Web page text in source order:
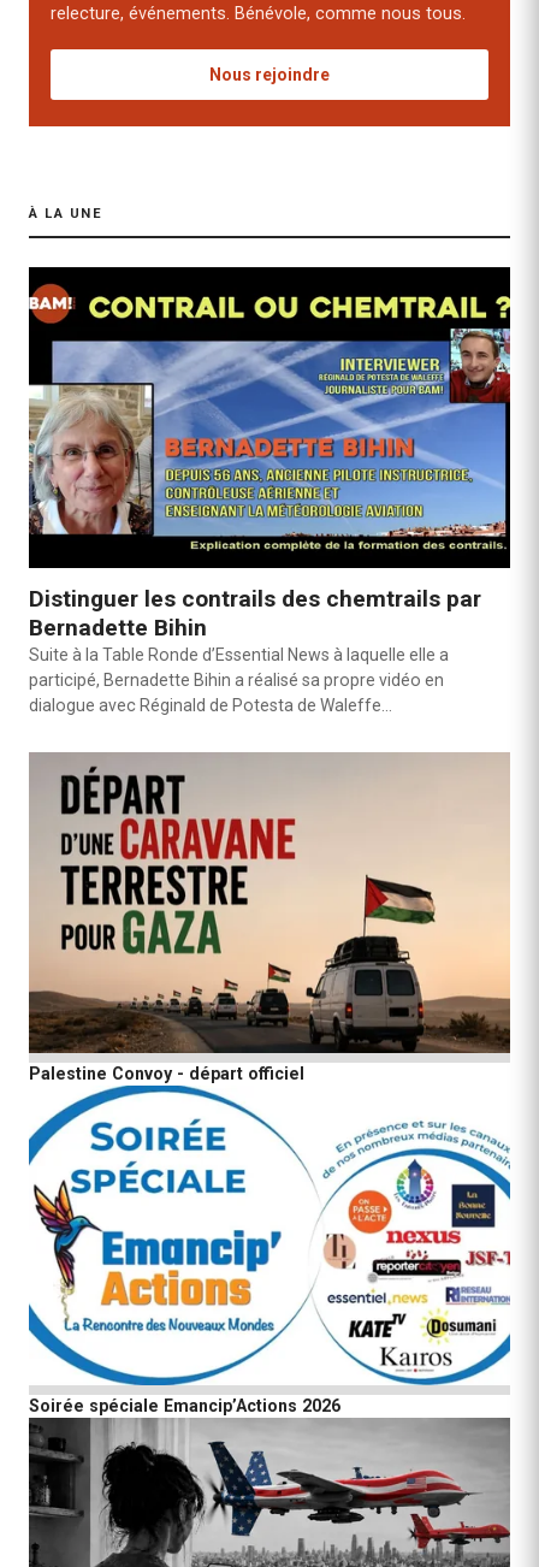
relecture, événements. Bénévole, comme nous tous.
Nous rejoindre
À LA UNE
Distinguer les contrails des chemtrails par
Bernadette Bihin
Suite à la Table Ronde d’Essential News à laquelle elle a
participé, Bernadette Bihin a réalisé sa propre vidéo en
dialogue avec Réginald de Potesta de Waleffe…
Palestine Convoy - départ officiel
Soirée spéciale Emancip’Actions 2026